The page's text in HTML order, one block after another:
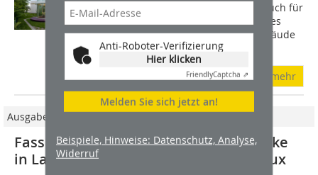
Anti-Roboter-Verifizierung
Hier klicken
FriendlyCaptcha ⇗
Melden Sie sich jetzt an!
Beispiele, Hinweise: Datenschutz, Analyse,
Widerruf
Wärmedämmverbundsysteme sind auch für
Rundbauten gut geeignet. Als zentrales
Gestaltungsmittel können sie ein Gebäude
auch...
mehr
Ausgabe 6/2024
Fassadensanierung zweier Wohnblöcke
in Lahr mit dem WDVS „Qju“ von Brillux